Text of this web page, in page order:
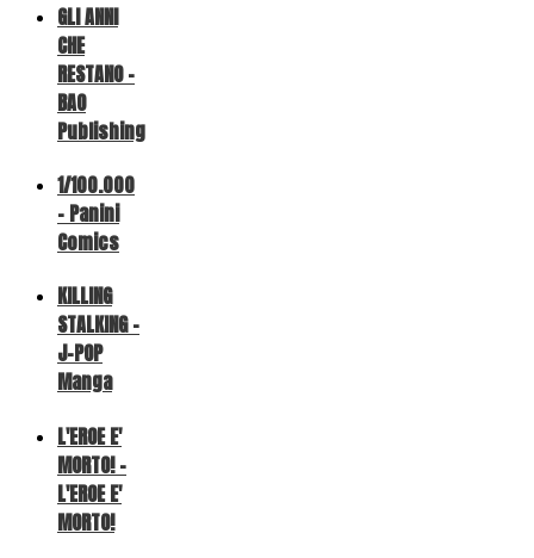
GLI ANNI
CHE
RESTANO -
BAO
Publishing
1/100.000
- Panini
Comics
KILLING
STALKING -
J-POP
Manga
L'EROE E'
MORTO! -
L'EROE E'
MORTO!